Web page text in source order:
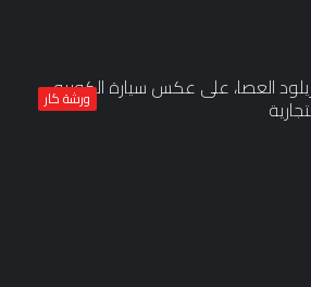
ورشة كار